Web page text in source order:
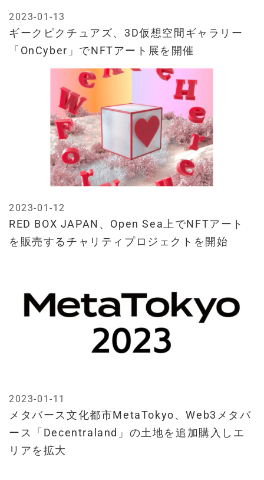
ギークピクチュアズ、3D仮想空間ギャラリー
「OnCyber」でNFTアート展を開催
2023-01-13
RED BOX JAPAN、Open Sea上でNFTアート
を販売するチャリティプロジェクトを開始
2023-01-12
メタバース文化都市MetaTokyo、Web3メタバ
ース「Decentraland」の土地を追加購入しエ
リアを拡大
2023-01-11